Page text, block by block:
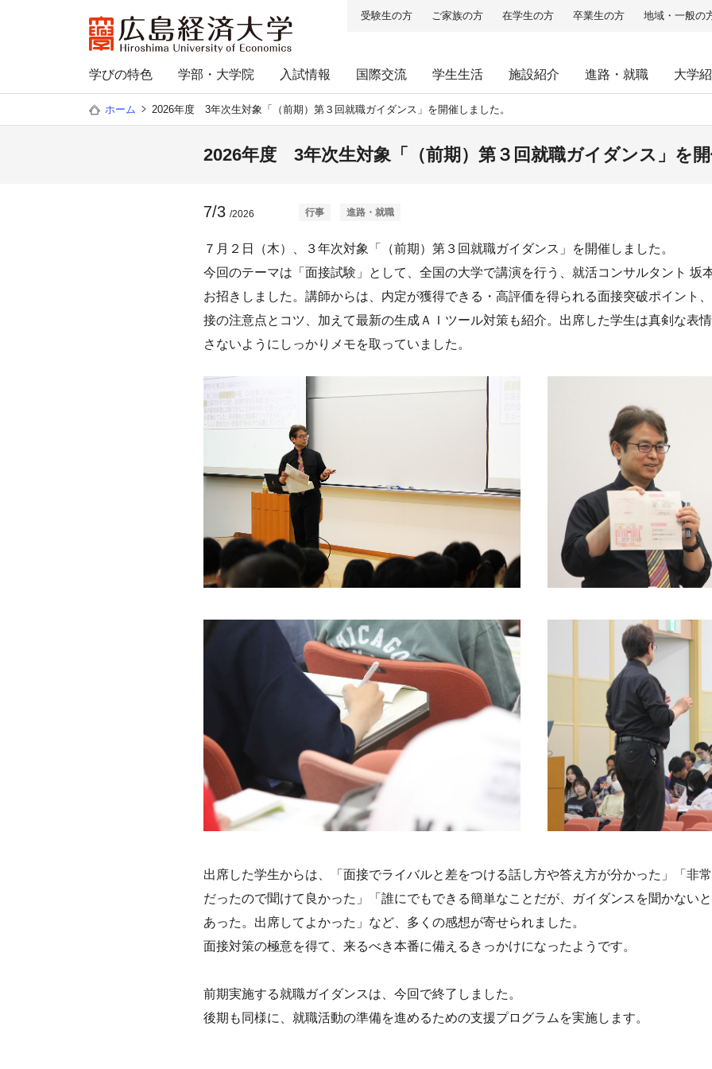
受験生の方 ご家族の方 在学生の方 卒業生の方 地域・一般の
学びの特色 学部・大学院 入試情報 国際交流 学生生活 施設紹介 進路・就職 大学
ホーム 2026年度 3年次生対象「（前期）第３回就職ガイダンス」を開催しました。
2026年度 3年次生対象「（前期）第３回就職ガイダンス」を
7/3 /2026 行事 進路・就職
７月２日（木）、３年次対象「（前期）第３回就職ガイダンス」を開催しました。
今回のテーマは「面接試験」として、全国の大学で講演を行う、就活コンサルタント 坂
お招きしました。講師からは、内定が獲得できる・高評価を得られる面接突破ポイント
接の注意点とコツ、加えて最新の生成ＡＩツール対策も紹介。出席した学生は真剣な表
さないようにしっかりメモを取っていました。
出席した学生からは、「面接でライバルと差をつける話し方や答え方が分かった」「非
だったので聞けて良かった」「誰にでもできる簡単なことだが、ガイダンスを聞かない
あった。出席してよかった」など、多くの感想が寄せられました。
面接対策の極意を得て、来るべき本番に備えるきっかけになったようです。
前期実施する就職ガイダンスは、今回で終了しました。
後期も同様に、就職活動の準備を進めるための支援プログラムを実施します。